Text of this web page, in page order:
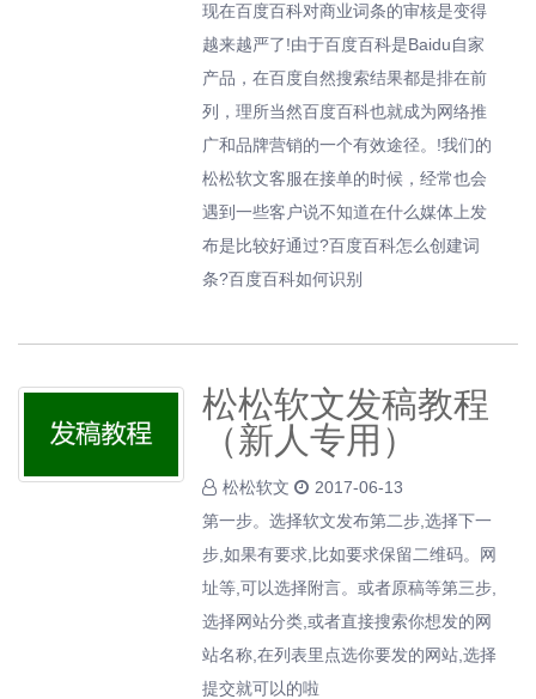
现在百度百科对商业词条的审核是变得
越来越严了!由于百度百科是Baidu自家
产品，在百度自然搜索结果都是排在前
列，理所当然百度百科也就成为网络推
广和品牌营销的一个有效途径。!我们的
松松软文客服在接单的时候，经常也会
遇到一些客户说不知道在什么媒体上发
布是比较好通过?百度百科怎么创建词
条?百度百科如何识别
松松软文发稿教程
（新人专用）
松松软文
2017-06-13
第一步。选择软文发布第二步,选择下一
步,如果有要求,比如要求保留二维码。网
址等,可以选择附言。或者原稿等第三步,
选择网站分类,或者直接搜索你想发的网
站名称,在列表里点选你要发的网站,选择
提交就可以的啦